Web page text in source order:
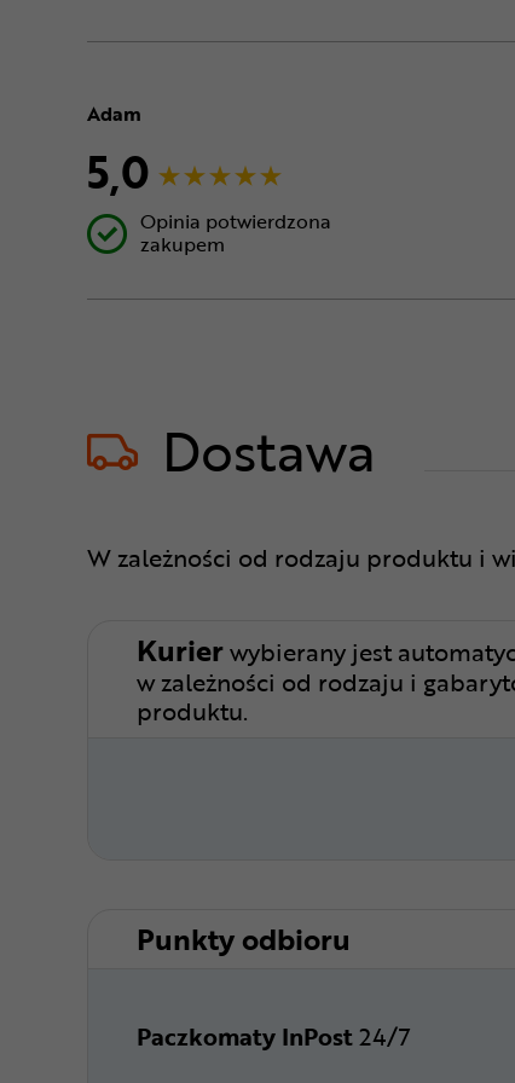
Adam
5,0
Opinia potwierdzona
zakupem
Dostawa
W zależności od rodzaju produktu i
Kurierwybierany jest
w zależności od rodzaju i
produktu.
Punkty odbioru
Paczkomaty InPost24/7